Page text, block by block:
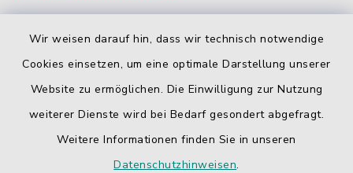
Wir weisen darauf hin, dass wir technisch notwendige
Cookies einsetzen, um eine optimale Darstellung unserer
Website zu ermöglichen. Die Einwilligung zur Nutzung
weiterer Dienste wird bei Bedarf gesondert abgefragt.
Weitere Informationen finden Sie in unseren
Datenschutzhinweisen.
Barrierefreiheit